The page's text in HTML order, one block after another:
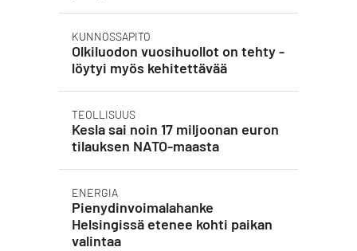
KUNNOSSAPITO
Olkiluodon vuosihuollot on tehty -
löytyi myös kehitettävää
TEOLLISUUS
Kesla sai noin 17 miljoonan euron
tilauksen NATO-maasta
ENERGIA
Pienydinvoimalahanke
Helsingissä etenee kohti paikan
valintaa